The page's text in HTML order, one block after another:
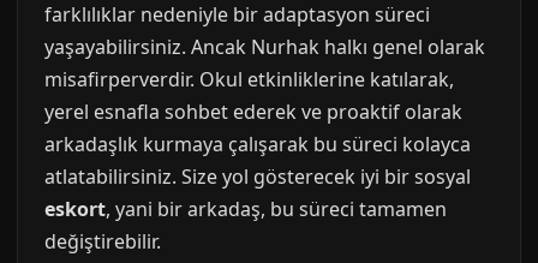
farklılıklar nedeniyle bir adaptasyon süreci
yaşayabilirsiniz. Ancak Nurhak halkı genel olarak
misafirperverdir. Okul etkinliklerine katılarak,
yerel esnafla sohbet ederek ve proaktif olarak
arkadaşlık kurmaya çalışarak bu süreci kolayca
atlatabilirsiniz. Size yol gösterecek iyi bir sosyal
eskort, yani bir arkadaş, bu süreci tamamen
değiştirebilir.